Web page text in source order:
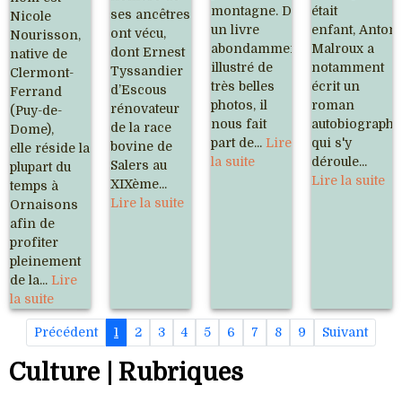
Nicole
Nourisson,
native de
Clermont-
Ferrand
(Puy-de-
Dome),
elle réside la
plupart du
temps à
Ornaisons
afin de
profiter
pleinement
de la... Lire
la suite
ses ancêtres
ont vécu,
dont Ernest
Tyssandier
d’Escous
rénovateur
de la race
bovine de
Salers au
XIXème...
Lire la suite
montagne. Dans
un livre
abondamment
illustré de
très belles
photos, il
nous fait
part de... Lire
la suite
était
enfant,
Malroux a
notamment
écrit un
roman
qui s'y
déroule...
Lire la suite
Précédent 1 2 3 4 5 6 7 8 9 Suivant
Culture | Rubriques